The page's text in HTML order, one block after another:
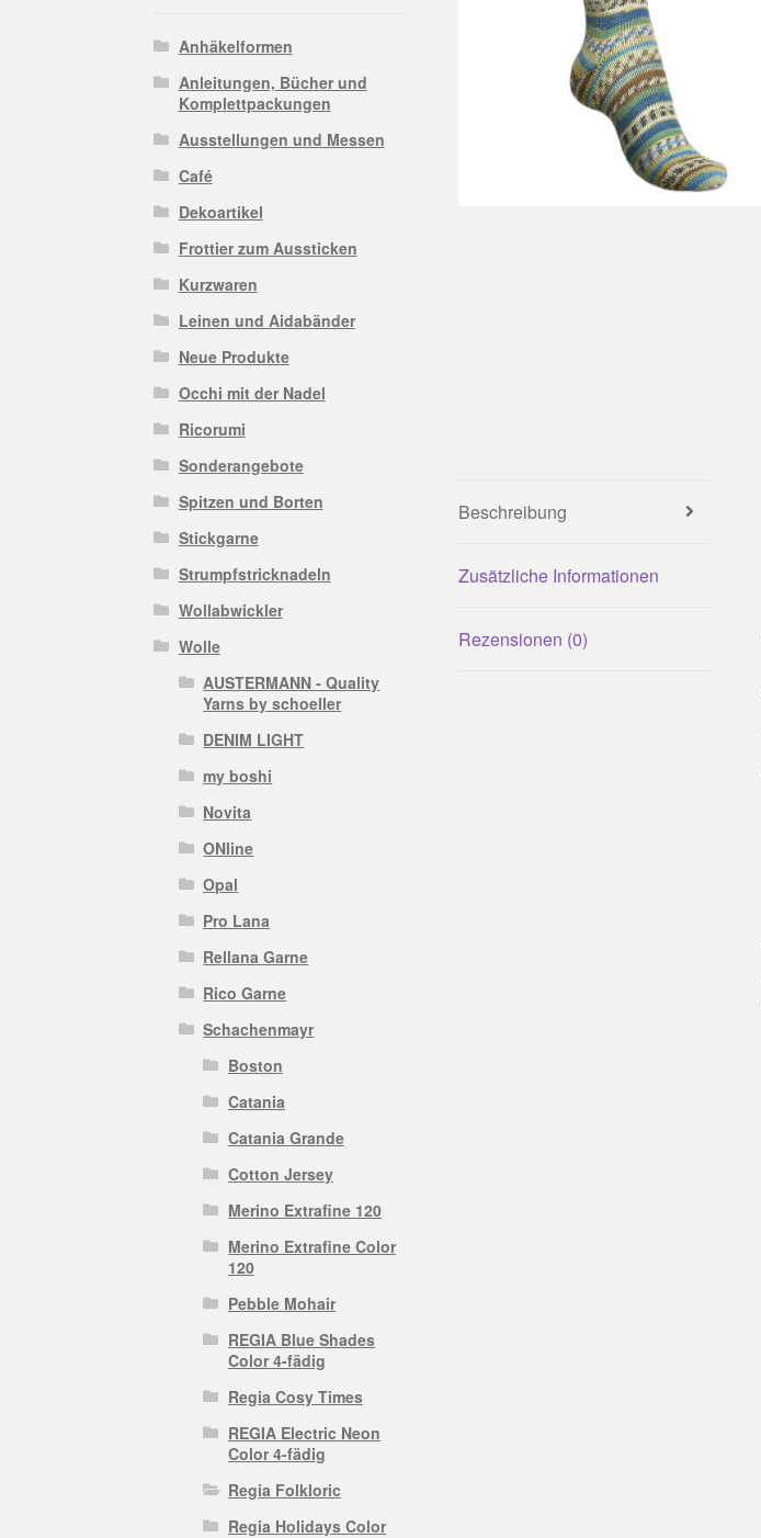
Beschreibung
Zusätzliche Informationen
Rezensionen (0)
Anhäkelformen
Anleitungen, Bücher und
Komplettpackungen
Ausstellungen und Messen
Café
Dekoartikel
Frottier zum Aussticken
Kurzwaren
Leinen und Aidabänder
Neue Produkte
Occhi mit der Nadel
Ricorumi
Sonderangebote
Spitzen und Borten
Stickgarne
Strumpfstricknadeln
Wollabwickler
Wolle
AUSTERMANN - Quality
Yarns by schoeller
DENIM LIGHT
my boshi
Novita
ONline
Opal
Pro Lana
Rellana Garne
Rico Garne
Schachenmayr
Boston
Catania
Catania Grande
Cotton Jersey
Merino Extrafine 120
Merino Extrafine Color
120
Pebble Mohair
REGIA Blue Shades
Color 4-fädig
Regia Cosy Times
REGIA Electric Neon
Color 4-fädig
Regia Folkloric
Regia Holidays Color